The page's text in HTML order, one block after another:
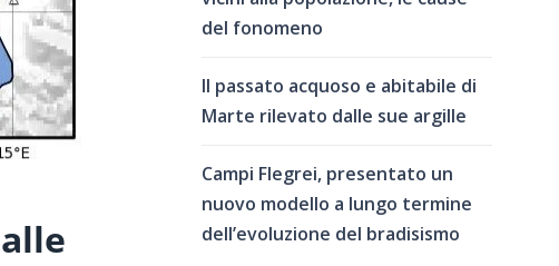
alle
del fonomeno
Il passato acquoso e abitabile di
Marte rilevato dalle sue argille
Campi Flegrei, presentato un
nuovo modello a lungo termine
dell’evoluzione del bradisismo